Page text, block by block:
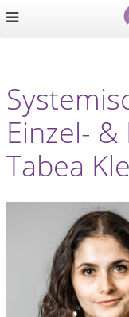
Einzel-
Tabea